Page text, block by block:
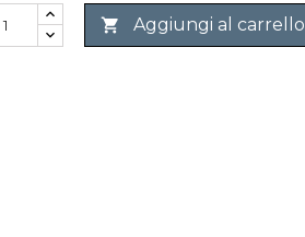
 Aggiungi al carrello